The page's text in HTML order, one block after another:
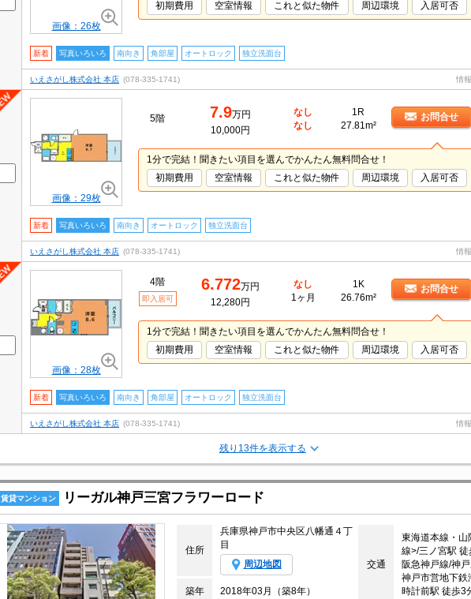
画像：26枚
初期費用
空室情報 これと似た物件 周辺環境 入居可否
新着 写真いろいろ 南向き 角部屋 オートロック 独立洗面台
いえさがし株式会社 本店 (078-335-1741) 情
画像：29枚
5階 7.9万円
10,000円
なし
なし
1R
27.81m²
お問合せ
1分で完結！聞きたい項目を選んでかんたん無料問合せ！
初期費用
空室情報 これと似た物件 周辺環境 入居可否
新着 写真いろいろ 南向き オートロック 独立洗面台
いえさがし株式会社 本店 (078-335-1741) 情
画像：28枚
4階
即入居可
6.772万円
12,280円
なし
1ヶ月
1K
26.76m²
お問合せ
1分で完結！聞きたい項目を選んでかんたん無料問合せ！
初期費用
空室情報 これと似た物件 周辺環境 入居可否
新着 写真いろいろ 南向き 角部屋 オートロック 独立洗面台
いえさがし株式会社 本店 (078-335-1741) 情
残り13件を表示する
賃貸マンション リーガル神戸三宮フラワーロード
住所
兵庫県神戸市中央区八幡通４丁
目
周辺地図 交通
東海道本線・山
線>/三ノ宮駅 徒
阪急神戸線/神
神戸市営地下鉄
時計前駅 徒歩3
築年 2018年03月（築8年）